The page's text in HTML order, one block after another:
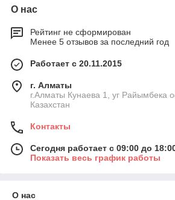
О нас
Рейтинг не сформирован
Менее 5 отзывов за последний год
Работает с 20.11.2015
г. Алматы
г.Алматы Кунаева 1, уг Райымбека
Казахстан
Контакты
Сегодня работает с 09:00 до
Показать весь график работы
О нас